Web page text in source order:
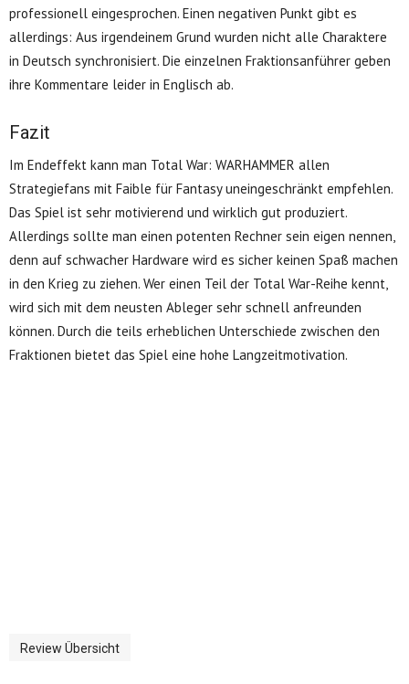
professionell eingesprochen. Einen negativen Punkt gibt es
allerdings: Aus irgendeinem Grund wurden nicht alle Charaktere
in Deutsch synchronisiert. Die einzelnen Fraktionsanführer geben
ihre Kommentare leider in Englisch ab.
Fazit
Im Endeffekt kann man Total War: WARHAMMER allen
Strategiefans mit Faible für Fantasy uneingeschränkt empfehlen.
Das Spiel ist sehr motivierend und wirklich gut produziert.
Allerdings sollte man einen potenten Rechner sein eigen nennen,
denn auf schwacher Hardware wird es sicher keinen Spaß machen
in den Krieg zu ziehen. Wer einen Teil der Total War-Reihe kennt,
wird sich mit dem neusten Ableger sehr schnell anfreunden
können. Durch die teils erheblichen Unterschiede zwischen den
Fraktionen bietet das Spiel eine hohe Langzeitmotivation.
Review Übersicht